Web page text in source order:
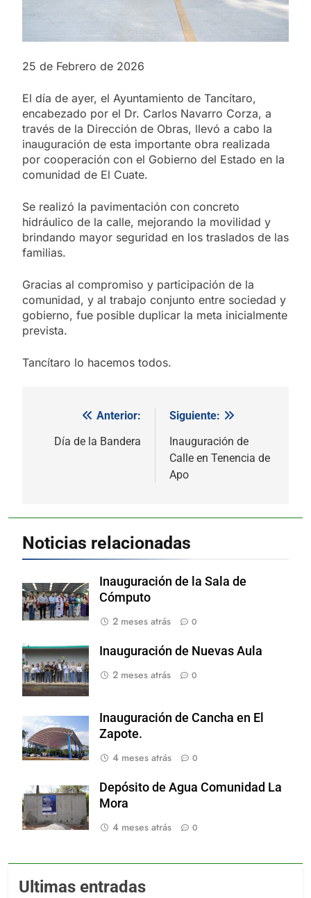
25 de Febrero de 2026
El día de ayer, el Ayuntamiento de Tancítaro,
encabezado por el Dr. Carlos Navarro Corza, a
través de la Dirección de Obras, llevó a cabo la
inauguración de esta importante obra realizada
por cooperación con el Gobierno del Estado en la
comunidad de El Cuate.
Se realizó la pavimentación con concreto
hidráulico de la calle, mejorando la movilidad y
brindando mayor seguridad en los traslados de las
familias.
Gracias al compromiso y participación de la
comunidad, y al trabajo conjunto entre sociedad y
gobierno, fue posible duplicar la meta inicialmente
prevista.
Tancítaro lo hacemos todos.
Navegación
Anterior:
Día de la Bandera
Siguiente:
Inauguración de
Calle en Tenencia de
Apo
Noticias relacionadas
Inauguración de la Sala de
Cómputo
2 meses atrás
0
Inauguración de Nuevas Aula
2 meses atrás
0
Inauguración de Cancha en El
Zapote.
4 meses atrás
0
Depósito de Agua Comunidad La
Mora
4 meses atrás
0
Ultimas entradas